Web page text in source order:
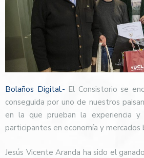
Bolaños Digital.- El Consistorio se
conseguida por uno de nuestros
en la que prueban la experiencia y
participantes en economía y mercados
Jesús Vicente Aranda ha sido el